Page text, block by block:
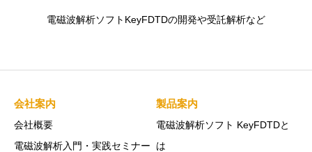
電磁波解析ソフトKeyFDTDの開発や受託解析など
会社案内
会社概要
電磁波解析入門・実践セミナー
製品案内
電磁波解析ソフト KeyFDTDと
は